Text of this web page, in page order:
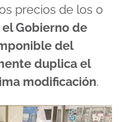
precios de los 0
el Gobierno de
del
duplica el
modificación.